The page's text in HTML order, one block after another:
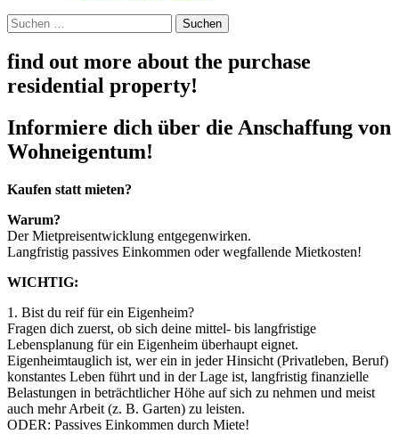
Suchen
nach:
find out more about the purchase
residential property!
Informiere dich über die Anschaffung von
Wohneigentum!
Kaufen statt mieten?
Warum?
Der Mietpreisentwicklung entgegenwirken.
Langfristig passives Einkommen oder wegfallende Mietkosten!
WICHTIG:
1. Bist du reif für ein Eigenheim?
Fragen dich zuerst, ob sich deine mittel- bis langfristige
Lebensplanung für ein Eigenheim überhaupt eignet.
Eigenheimtauglich ist, wer ein in jeder Hinsicht (Privatleben, Beruf)
konstantes Leben führt und in der Lage ist, langfristig finanzielle
Belastungen in beträchtlicher Höhe auf sich zu nehmen und meist
auch mehr Arbeit (z. B. Garten) zu leisten.
ODER: Passives Einkommen durch Miete!